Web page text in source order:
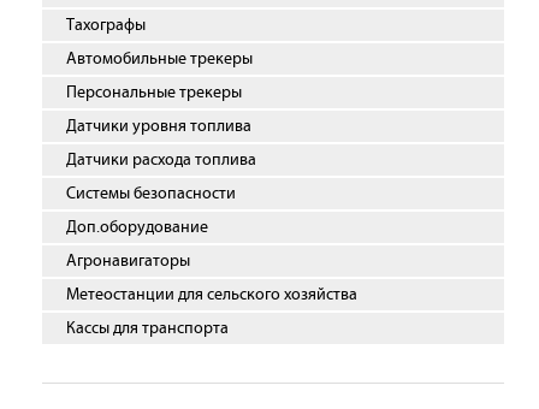
Тахографы
Автомобильные трекеры
Персональные трекеры
Датчики уровня топлива
Датчики расхода топлива
Системы безопасности
Доп.оборудование
Агронавигаторы
Метеостанции для сельского хозяйства
Кассы для транспорта